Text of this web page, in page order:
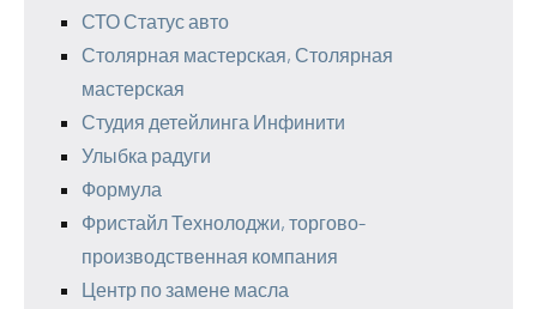
СТО Статус авто
Столярная мастерская, Столярная
мастерская
Студия детейлинга Инфинити
Улыбка радуги
Формула
Фристайл Технолоджи, торгово-
производственная компания
Центр по замене масла